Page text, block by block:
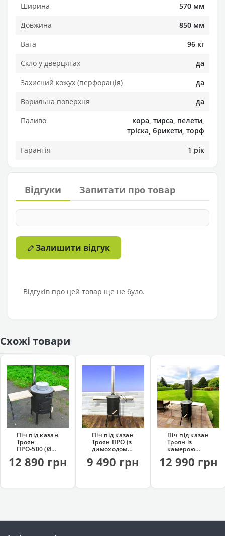
Ширина
570 мм
Довжина
850 мм
Вага
96 кг
Скло у дверцятах
да
Захисний кожух (перфорація)
да
Варильна поверхня
да
Паливо
кора, тирса, пелети,
тріска, брикети, торф
Гарантія
1 рік
Відгуки Запитати про товар
Залишити відгук
Відгуків про цей товар ще не було.
Схожі товари
Піч під казан
Троян
ПРО-500 (Ø50
12 890 грн
Піч під казан
Троян ПРО (з
димоходом,
9 490 грн
Піч під казан
Троян із
камерою
12 990 грн